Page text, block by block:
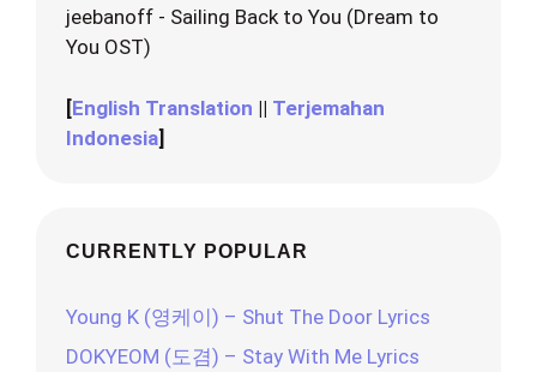
jeebanoff - Sailing Back to You (Dream to
You OST)
[English Translation || Terjemahan
Indonesia]
CURRENTLY POPULAR
Young K (영케이) – Shut The Door Lyrics
DOKYEOM (도겸) – Stay With Me Lyrics